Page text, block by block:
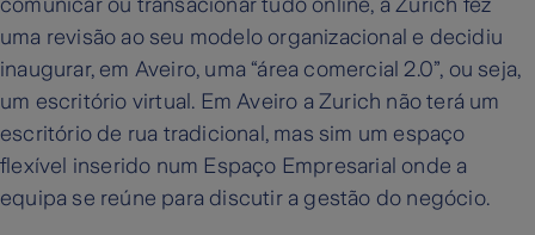
comunicar ou transacionar tudo online, a Zurich fez
uma revisão ao seu modelo organizacional e decidiu
inaugurar, em Aveiro, uma “área comercial 2.0”, ou seja,
um escritório virtual. Em Aveiro a Zurich não terá um
escritório de rua tradicional, mas sim um espaço
flexível inserido num Espaço Empresarial onde a
equipa se reúne para discutir a gestão do negócio.